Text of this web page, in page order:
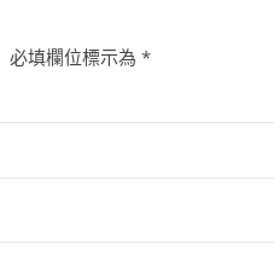
必填欄位標示為 *